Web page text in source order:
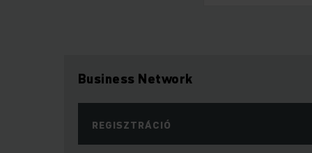
Business Network
REGISZTRÁCIÓ